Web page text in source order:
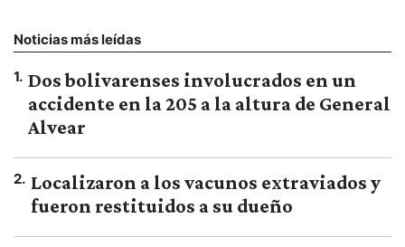
Noticias más leídas
1. Dos bolivarenses involucrados en un
accidente en la 205 a la altura de General
Alvear
2. Localizaron a los vacunos extraviados y
fueron restituidos a su dueño